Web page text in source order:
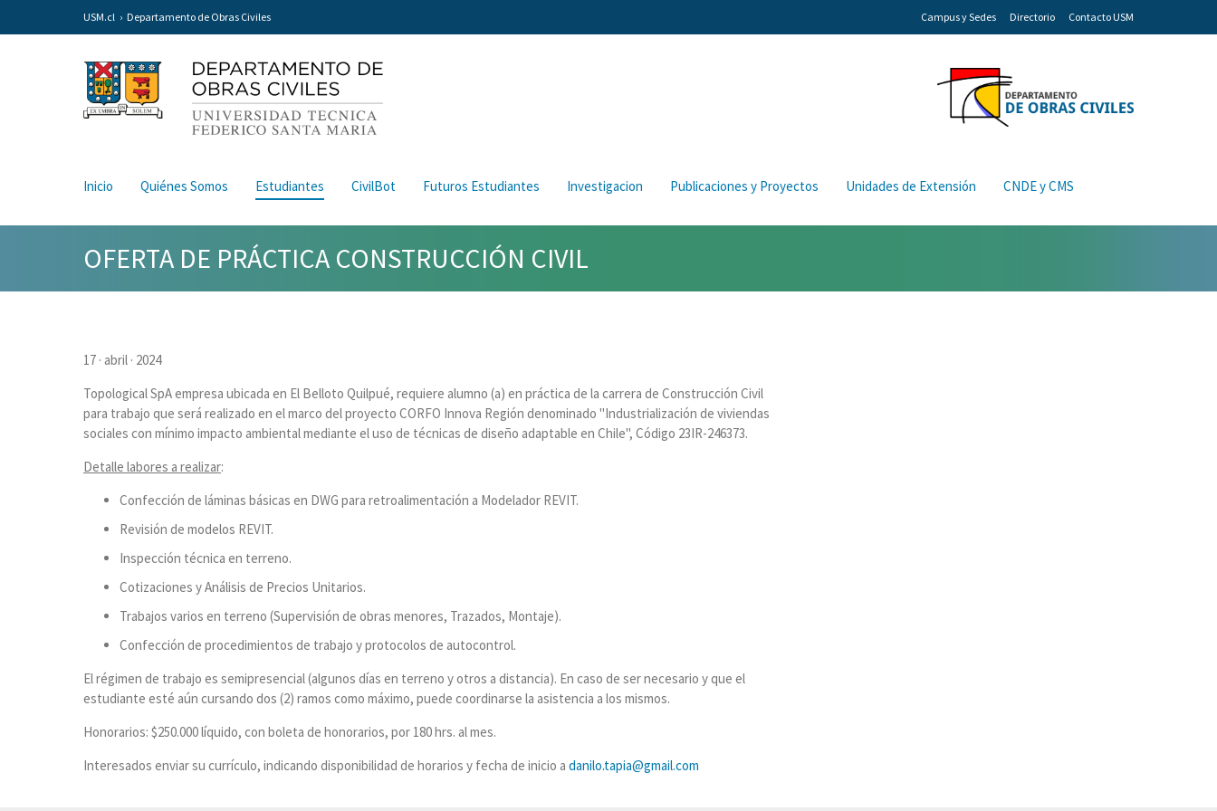
USM.cl Departamento de Obras Civiles Campus y Sedes Directorio Contacto USM
Inicio Quiénes Somos Estudiantes CivilBot Futuros Estudiantes Investigacion Publicaciones y Proyectos Unidades de Extensión CNDE y CMS
OFERTA DE PRÁCTICA CONSTRUCCIÓN CIVIL
17 · abril · 2024
Topological SpA empresa ubicada en El Belloto Quilpué, requiere alumno (a) en práctica de la carrera de Construcción Civil
para trabajo que será realizado en el marco del proyecto CORFO Innova Región denominado "Industrialización de viviendas
sociales con mínimo impacto ambiental mediante el uso de técnicas de diseño adaptable en Chile", Código 23IR-246373.
Detalle labores a realizar:
Confección de láminas básicas en DWG para retroalimentación a Modelador REVIT.
Revisión de modelos REVIT.
Inspección técnica en terreno.
Cotizaciones y Análisis de Precios Unitarios.
Trabajos varios en terreno (Supervisión de obras menores, Trazados, Montaje).
Confección de procedimientos de trabajo y protocolos de autocontrol.
El régimen de trabajo es semipresencial (algunos días en terreno y otros a distancia). En caso de ser necesario y que el
estudiante esté aún cursando dos (2) ramos como máximo, puede coordinarse la asistencia a los mismos.
Honorarios: $250.000 líquido, con boleta de honorarios, por 180 hrs. al mes.
Interesados enviar su currículo, indicando disponibilidad de horarios y fecha de inicio a danilo.tapia@gmail.com